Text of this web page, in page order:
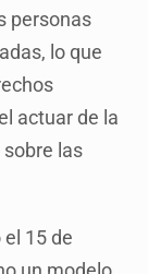
personas
lo que
actuar de la
sobre las
15 de